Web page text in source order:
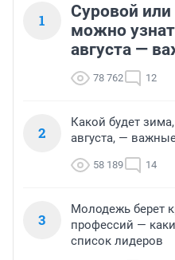
1
Суровой или
можно
августа —
78 762 12
2
Какой будет
августа, —
58 189 14
3
Молодежь берет
профессий —
список лидеров